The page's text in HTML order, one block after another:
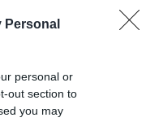
Personal
personal or
out section to
you may